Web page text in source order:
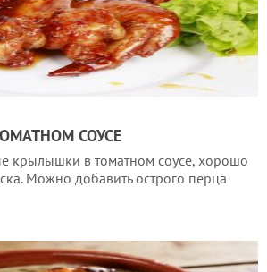
СОУСЕ
крылышки в томатном соусе, хорошо
Можно добавить острого перца